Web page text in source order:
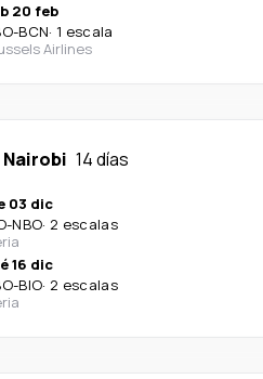
20 feb
-BCN· 1 escala
Airlines
Nairobi 14 días
03 dic
-NBO· 2 escalas
16 dic
-BIO· 2 escalas